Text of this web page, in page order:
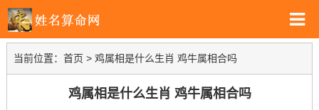
当前位置： 首页 > 鸡属相是什么生肖 鸡牛属相合吗
鸡属相是什么生肖 鸡牛属相合吗